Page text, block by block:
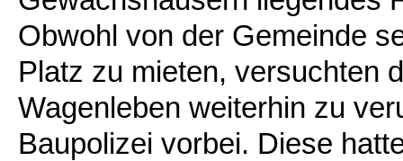
Obwohl von der Gemeinde
Platz zu mieten, versuchten
Wagenleben weiterhin zu
Baupolizei vorbei. Diese